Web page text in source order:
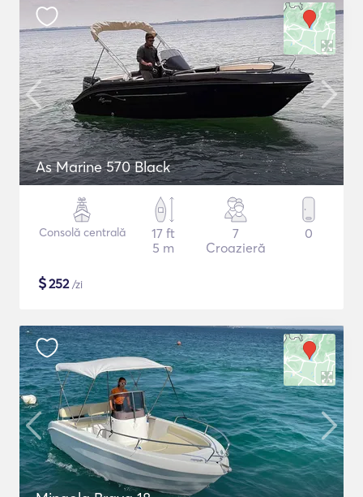
As Marine 570 Black
Consolă centrală
17 ft
5 m
7
Croazieră
0
$252/zi